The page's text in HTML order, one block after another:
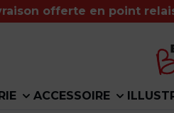
en point relaisà partir
ACCESSOIRE